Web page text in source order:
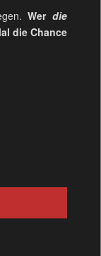
Werdie
die Chance